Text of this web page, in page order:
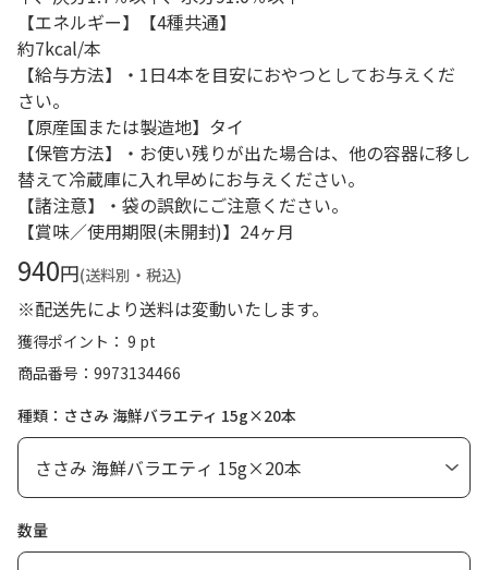
【エネルギー】【4種共通】
約7kcal/本
【給与方法】・1日4本を目安におやつとしてお与えくだ
さい。
【原産国または製造地】タイ
【保管方法】・お使い残りが出た場合は、他の容器に移し
替えて冷蔵庫に入れ早めにお与えください。
【諸注意】・袋の誤飲にご注意ください。
【賞味／使用期限(未開封)】24ヶ月
940円(送料別・税込)
※配送先により送料は変動いたします。
獲得ポイント： 9 pt
商品番号
9973134466
種類：ささみ 海鮮バラエティ 15g×20本
数量